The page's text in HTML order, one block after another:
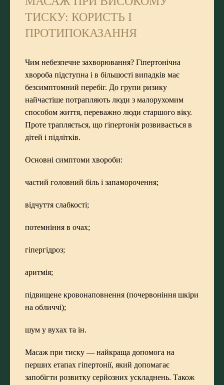
ТИСКУ: КОРИСТЬ І
ПРОТИПОКАЗАННЯ
Чим небезпечне захворювання? Гіпертонічна
хвороба підступна і в більшості випадків має
безсимптомний перебіг. До групи ризику
найчастіше потрапляють люди з малорухомим
способом життя, переважно люди старшого віку.
Проте трапляється, що гіпертонія розвивається в
дітей і підлітків.
Основні симптоми хвороби:
частий головний біль і запаморочення;
відчуття слабкості;
потемніння в очах;
гіпергідроз;
аритмія;
підвищене кровонаповнення (почервоніння шкіри
на обличчі);
шум у вухах та ін.
Масаж при тиску — найкраща допомога на
перших етапах гіпертонії, який допомагає
запобігти розвитку серйозних ускладнень. Також